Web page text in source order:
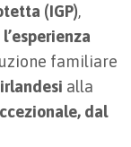
(IGP),
l’esperienza
familiare
alla
dal